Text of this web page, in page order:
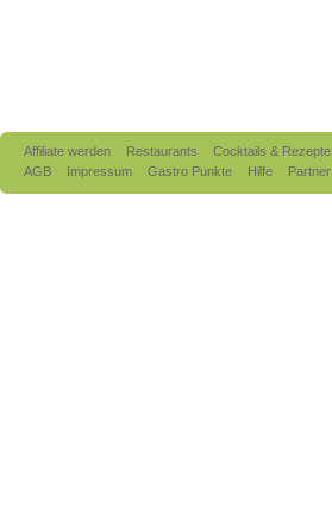
Affiliate werden Restaurants
Cocktails & Rezepte
AGB
Impressum Gastro Punkte Hilfe Partner